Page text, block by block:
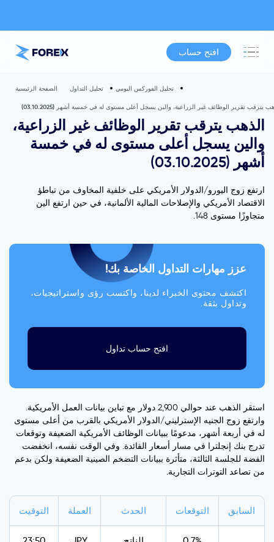
افتح حساب
الصفحة الرئيسية تحليل التداول تحليل الفوركس اليومي
يترقب تقرير الوظائف غير الزراعية، والين يسجل أعلى مستوى له في خمسة أشهر (03.10.2025)
الذهب يترقب تقرير الوظائف غير الزراعية،
والين يسجل أعلى مستوى له في خمسة
أشهر (03.10.2025)
ارتفع زوج اليورو/الدولار الأمريكي على خلفية المخاوف من تباطؤ
الاقتصاد الأمريكي والإصلاحات المالية الألمانية، في حين ارتفع الين
متجاوزًا مستوى 148.
عزز مهارات التداول الخاصة بك!
اكتشف محتوى الخبراء لدينا، واكتسب رؤى واستراتيجيات،
وتداول بثقة.
افتح حساب تداول
استقر الذهب عند حوالي 2,900 دولار مع تباين بيانات العمل الأمريكية.
وارتفع زوج الجنيه الإسترليني/الدولار الأمريكي بالقرب من أعلى مستوى
له في أربعة أشهر، مدعومًا ببيانات الوظائف الأمريكية الضعيفة وتوقعات
تدرج بنك إنجلترا في مسار أسعار الفائدة. وفي الوقت نفسه، انخفضت
الفضة للجلسة الثالثة، متأثرة ببيانات التضخم الصينية الضعيفة ولكن بدعم
من تصاعد التوترات التجارية.
التوقيت العملة الحدث التوقعات السابق